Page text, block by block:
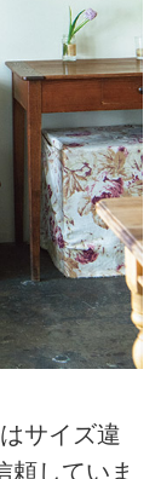
サイズ違
頼していま